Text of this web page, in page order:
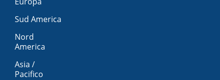
Sud America
Nord
America
Asia /
Pacifico